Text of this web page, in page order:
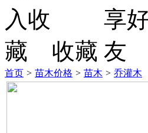
收藏
首页 > 苗木价格 > 苗木 > 乔灌木